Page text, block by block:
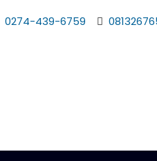
0274-439-6759